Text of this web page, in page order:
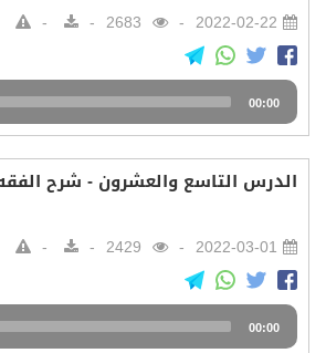
2022-02-22
Audio
Player
00:00
الدرس التاسع والعشرون - شرح
2022-03-01
Audio
Player
00:00